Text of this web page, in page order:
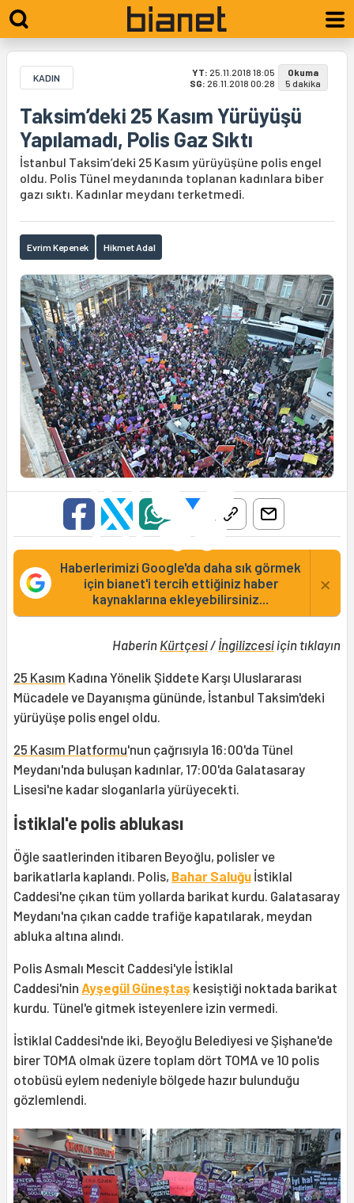
KADIN YT: 25.11.2018 18:05
SG: 26.11.2018 00:28
Okuma
5 dakika
Taksim’deki 25 Kasım Yürüyüşü
Yapılamadı, Polis Gaz Sıktı
İstanbul Taksim’deki 25 Kasım yürüyüşüne polis engel
oldu. Polis Tünel meydanında toplanan kadınlara biber
gazı sıktı. Kadınlar meydanı terketmedi.
Evrim Kepenek Hikmet Adal
Haberlerimizi Google'da daha sık görmek
için bianet'i tercih ettiğiniz haber
kaynaklarına ekleyebilirsiniz...
×
Haberin Kürtçesi/ İngilizcesiiçin tıklayın
25 Kasım Kadına Yönelik Şiddete Karşı Uluslararası
Mücadele ve Dayanışma gününde, İstanbul Taksim'deki
yürüyüşe polis engel oldu.
25 Kasım Platformu'nun çağrısıyla 16:00'da Tünel
Meydanı'nda buluşan kadınlar, 17:00'da Galatasaray
Lisesi'ne kadar sloganlarla yürüyecekti.
İstiklal'e polis ablukası
Öğle saatlerinden itibaren Beyoğlu, polisler ve
barikatlarla kaplandı. Polis, Bahar Saluğu İstiklal
Caddesi'ne çıkan tüm yollarda barikat kurdu. Galatasaray
Meydanı'na çıkan cadde trafiğe kapatılarak, meydan
abluka altına alındı.
Polis Asmalı Mescit Caddesi'yle İstiklal
Caddesi'nin Ayşegül Güneştaş kesiştiği noktada barikat
kurdu. Tünel'e gitmek isteyenlere izin vermedi.
İstiklal Caddesi'nde iki, Beyoğlu Belediyesi ve Şişhane'de
birer TOMA olmak üzere toplam dört TOMA ve 10 polis
otobüsü eylem nedeniyle bölgede hazır bulunduğu
gözlemlendi.